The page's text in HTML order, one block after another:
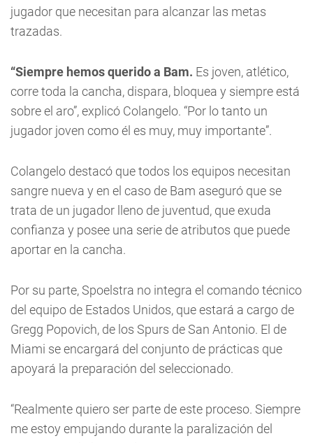
jugador que necesitan para alcanzar las metas
trazadas.
“Siempre hemos querido a Bam. Es joven, atlético,
corre toda la cancha, dispara, bloquea y siempre está
sobre el aro”, explicó Colangelo. “Por lo tanto un
jugador joven como él es muy, muy importante”.
Colangelo destacó que todos los equipos necesitan
sangre nueva y en el caso de Bam aseguró que se
trata de un jugador lleno de juventud, que exuda
confianza y posee una serie de atributos que puede
aportar en la cancha.
Por su parte, Spoelstra no integra el comando técnico
del equipo de Estados Unidos, que estará a cargo de
Gregg Popovich, de los Spurs de San Antonio. El de
Miami se encargará del conjunto de prácticas que
apoyará la preparación del seleccionado.
“Realmente quiero ser parte de este proceso. Siempre
me estoy empujando durante la paralización del